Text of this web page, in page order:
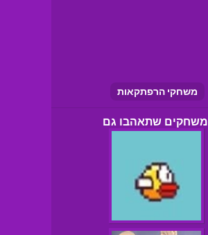
משחקי הרפתקאות
משחקים שתאהבו גם